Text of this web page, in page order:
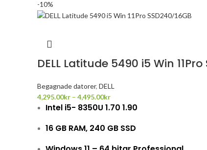
-10%
DELL Latitude 5490 i5 Win 11Pro
Begagnade datorer, DELL
4,295.00kr – 4,495.00kr
Intel i5- 8350U 1.70 1.90
16 GB RAM, 240 GB SSD